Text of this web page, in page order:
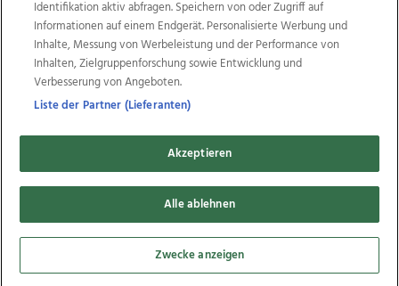
TV1 di-mog-i.at OÖNow
Ischler Woche
Life Radio
OÖNachrichten
OÖN Immobilien
OÖN Karriere
OÖN Reise
Promenaden Galerien
Regionaljobs
wasistlos.at
Copyrights © 2026 Tips Zeitungs GmbH & Co KG
developed by11x11.net
Cookie Einstellungen bearbeiten
Identifikation aktiv abfragen. Speichern von oder Zugriff auf
Informationen auf einem Endgerät. Personalisierte Werbung und
Inhalte, Messung von Werbeleistung und der Performance von
Inhalten, Zielgruppenforschung sowie Entwicklung und
Verbesserung von Angeboten.
Liste der Partner (Lieferanten)
Akzeptieren
Alle ablehnen
Zwecke anzeigen